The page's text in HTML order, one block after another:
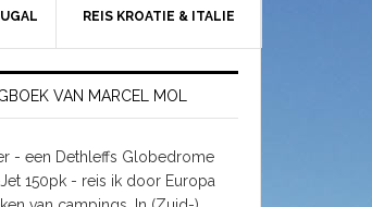
REIS KROATIE & ITALIE
VAN MARCEL MOL
- een Dethleffs Globedrome
150pk - reis ik door Europa